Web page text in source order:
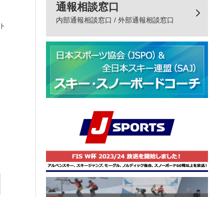
通報相談窓口
内部通報相談窓口 / 外部通報相談窓口